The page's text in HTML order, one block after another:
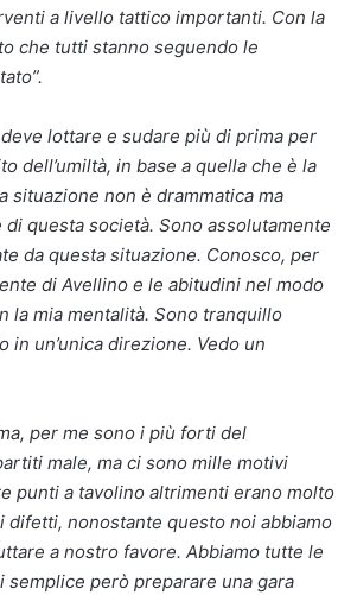
a livello tattico importanti. Con la
che tutti stanno seguendo le
lottare e sudare più di prima per
dell’umiltà, in base a quella che è la
situazione non è drammatica ma
questa società. Sono assolutamente
da questa situazione. Conosco, per
di Avellino e le abitudini nel modo
la mia mentalità. Sono tranquillo
un’unica direzione. Vedo un
per me sono i più forti del
male, ma ci sono mille motivi
punti a tavolino altrimenti erano molto
difetti, nonostante questo noi abbiamo
a nostro favore. Abbiamo tutte le
però preparare una gara